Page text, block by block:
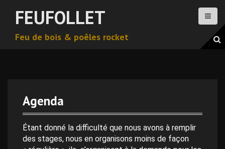
FEUFOLLET
Feu de bois & poêles rocket
Agenda
Étant donné la difficulté que nous avons à remplir
des stages, nous en organisons moins de façon